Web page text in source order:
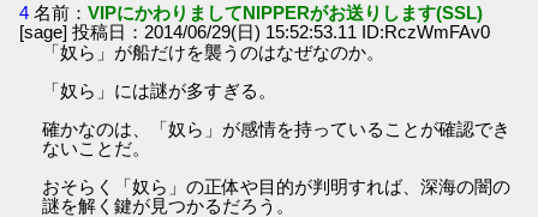
4 名前：VIPにかわりましてNIPPERがお送りします(SSL)
[sage] 投稿日：2014/06/29(日) 15:52:53.11 ID:RczWmFAv0
「奴ら」が船だけを襲うのはなぜなのか。
「奴ら」には謎が多すぎる。
確かなのは、「奴ら」が感情を持っていることが確認でき
ないことだ。
おそらく「奴ら」の正体や目的が判明すれば、深海の闇の
謎を解く鍵が見つかるだろう。